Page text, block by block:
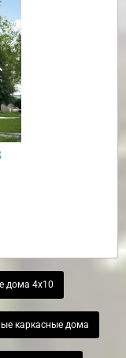
дома 4х10
каркасные дома